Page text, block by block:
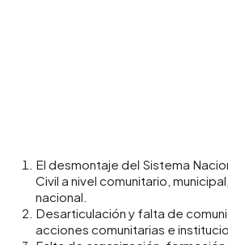
El desmontaje del Sistema
Civil a nivel comunitario,
nacional.
Desarticulación y falta de
acciones comunitarias e